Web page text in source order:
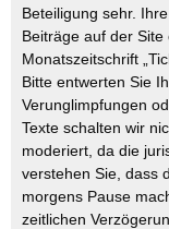
Beteiligung sehr.
Beiträge auf der
Monatszeitschrift
Bitte entwerten Sie
Verunglimpfungen
Texte schalten wir
moderiert, da die
verstehen Sie, dass
morgens Pause
zeitlichen